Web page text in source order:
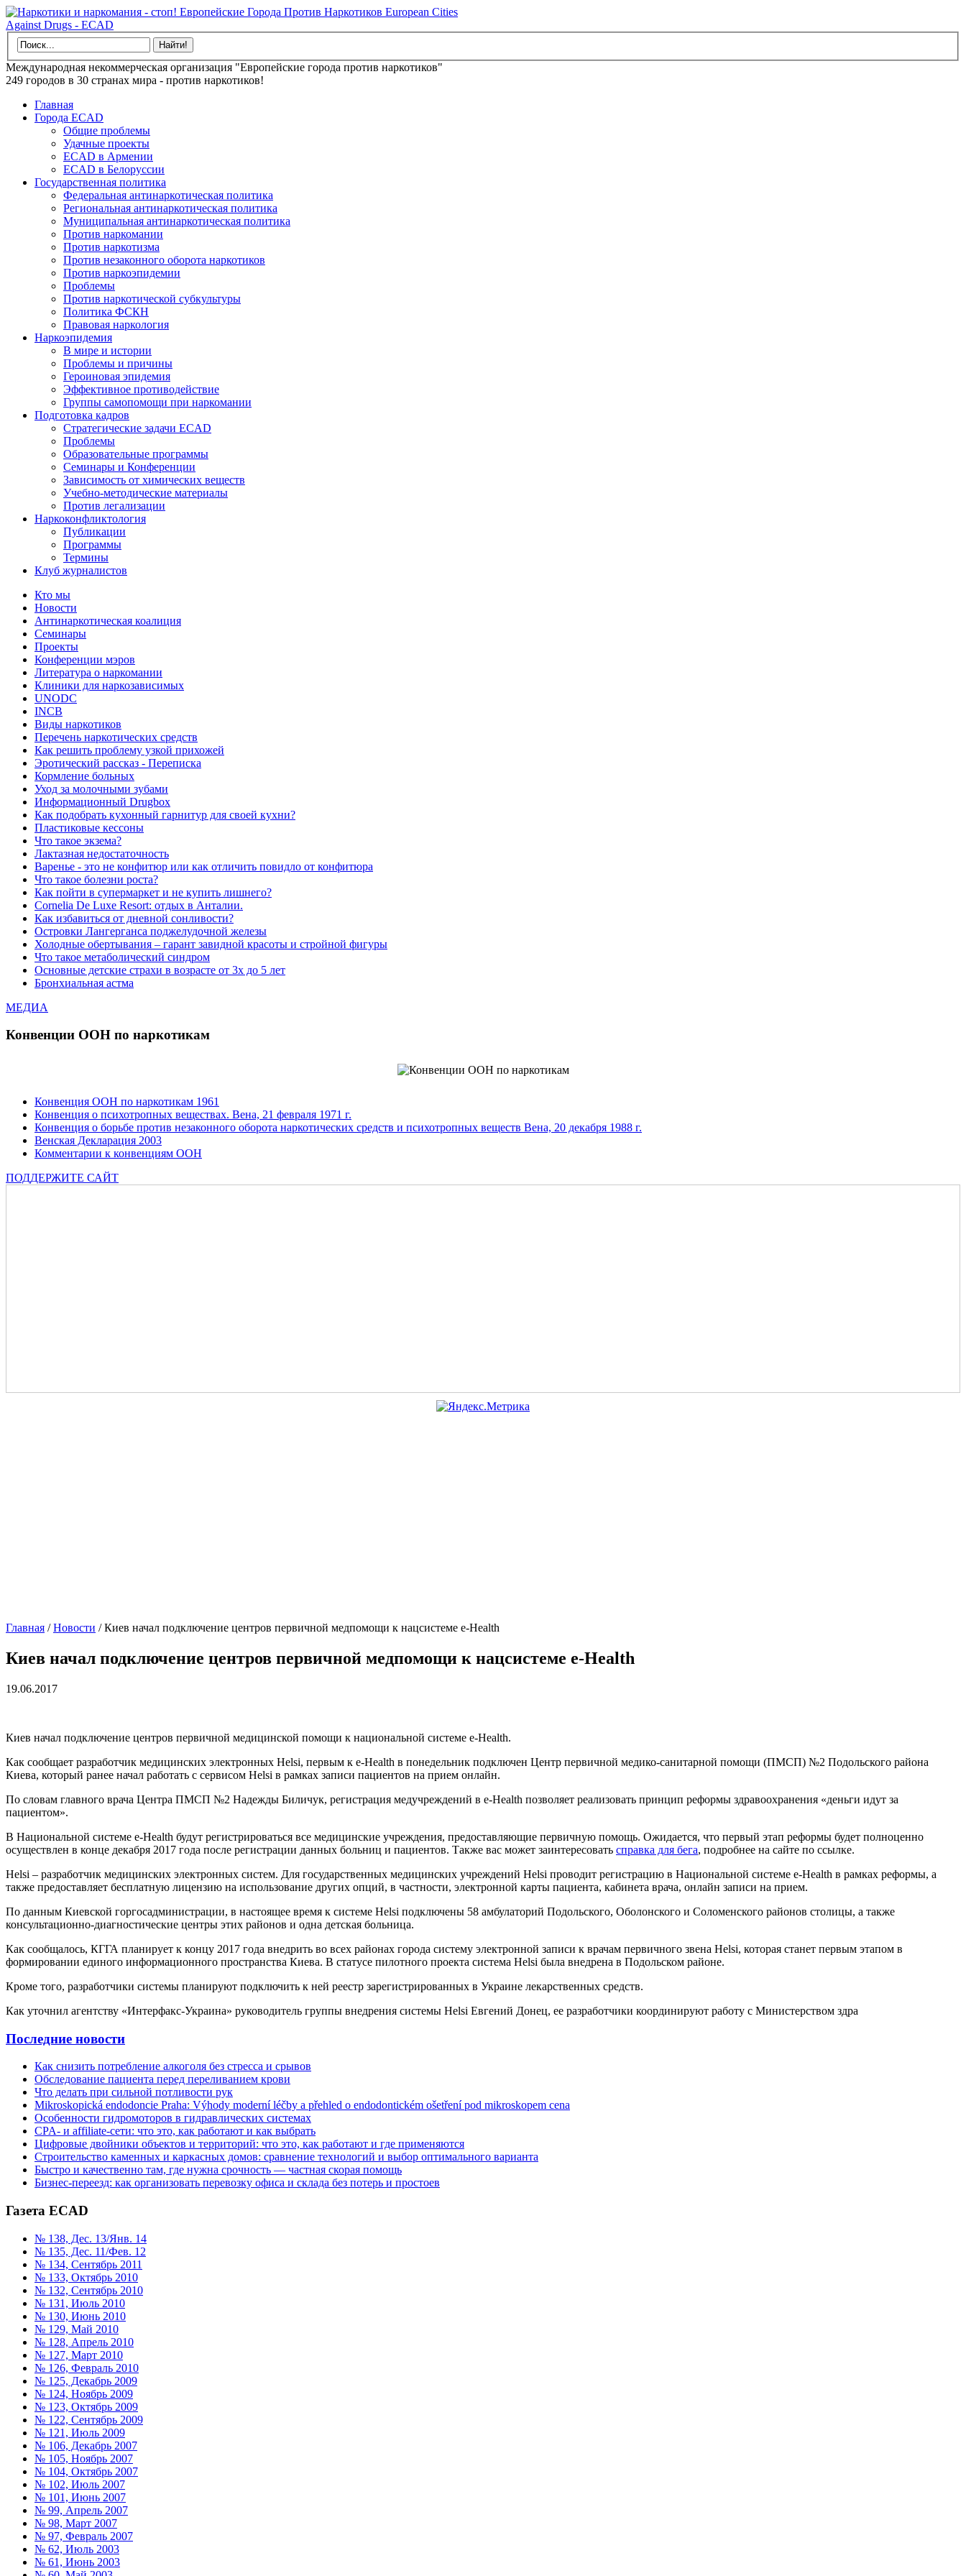
Международная некоммерческая организация "Европейские города против наркотиков"
249 городов в 30 странах мира - против наркотиков!
Главная
Города ECAD
Общие проблемы
Удачные проекты
ECAD в Армении
ECAD в Белоруссии
Государственная политика
Федеральная антинаркотическая политика
Региональная антинаркотическая политика
Муниципальная антинаркотическая политика
Против наркомании
Против наркотизма
Против незаконного оборота наркотиков
Против наркоэпидемии
Проблемы
Против наркотической субкультуры
Политика ФСКН
Правовая наркология
Наркоэпидемия
В мире и истории
Проблемы и причины
Героиновая эпидемия
Эффективное противодействие
Группы самопомощи при наркомании
Подготовка кадров
Стратегические задачи ECAD
Проблемы
Образовательные программы
Семинары и Конференции
Зависимость от химических веществ
Учебно-методические материалы
Против легализации
Наркоконфликтология
Публикации
Программы
Термины
Клуб журналистов
Кто мы
Новости
Антинаркотическая коалиция
Семинары
Проекты
Конференции мэров
Литература о наркомании
Клиники для наркозависимых
UNODC
INCB
Виды наркотиков
Перечень наркотических средств
Как решить проблему узкой прихожей
Эротический рассказ - Переписка
Кормление больных
Уход за молочными зубами
Информационный Drugbox
Как подобрать кухонный гарнитур для своей кухни?
Пластиковые кессоны
Что такое экзема?
Лактазная недостаточность
Варенье - это не конфитюр или как отличить повидло от конфитюра
Что такое болезни роста?
Как пойти в супермаркет и не купить лишнего?
Сornelia De Luxe Resort: отдых в Анталии.
Как избавиться от дневной сонливости?
Островки Лангерганса поджелудочной железы
Холодные обертывания – гарант завидной красоты и стройной фигуры
Что такое метаболический синдром
Основные детские страхи в возрасте от 3х до 5 лет
Бронхиальная астма
МЕДИА
Конвенции ООН по наркотикам
Конвенция ООН по наркотикам 1961
Конвенция о психотропных веществах. Вена, 21 февраля 1971 г.
Конвенция о борьбе против незаконного оборота наркотических средств и психотропных веществ Вена, 20 декабря 1988 г.
Венская Декларация 2003
Комментарии к конвенциям ООН
ПОДДЕРЖИТЕ САЙТ
Главная /Новости /Киев начал подключение центров первичной медпомощи к нацсистеме e-Health
Киев начал подключение центров первичной медпомощи к нацсистеме e-Health
19.06.2017
Киев начал подключение центров первичной медицинской помощи к национальной системе e-Health.
Как сообщает разработчик медицинских электронных Helsi, первым к e-Health в понедельник подключен Центр первичной медико-санитарной помощи (ПМСП) №2 Подольского района
Киева, который ранее начал работать с сервисом Helsi в рамках записи пациентов на прием онлайн.
По словам главного врача Центра ПМСП №2 Надежды Биличук, регистрация медучреждений в e-Health позволяет реализовать принцип реформы здравоохранения «деньги идут за
пациентом».
В Национальной системе e-Health будут регистрироваться все медицинские учреждения, предоставляющие первичную помощь. Ожидается, что первый этап реформы будет полноценно
осуществлен в конце декабря 2017 года после регистрации данных больниц и пациентов. Также вас может заинтересовать справка для бега, подробнее на сайте по ссылке.
Helsi – разработчик медицинских электронных систем. Для государственных медицинских учреждений Helsi проводит регистрацию в Национальной системе e-Health в рамках реформы, а
также предоставляет бесплатную лицензию на использование других опций, в частности, электронной карты пациента, кабинета врача, онлайн записи на прием.
По данным Киевской горгосадминистрации, в настоящее время к системе Helsi подключены 58 амбулаторий Подольского, Оболонского и Соломенского районов столицы, а также
консультационно-диагностические центры этих районов и одна детская больница.
Как сообщалось, КГГА планирует к концу 2017 года внедрить во всех районах города систему электронной записи к врачам первичного звена Helsi, которая станет первым этапом в
формировании единого информационного пространства Киева. В статусе пилотного проекта система Helsi была внедрена в Подольском районе.
Кроме того, разработчики системы планируют подключить к ней реестр зарегистрированных в Украине лекарственных средств.
Как уточнил агентству «Интерфакс-Украина» руководитель группы внедрения системы Helsi Евгений Донец, ее разработчики координируют работу с Министерством здра
Последние новости
Как снизить потребление алкоголя без стресса и срывов
Обследование пациента перед переливанием крови
Что делать при сильной потливости рук
Mikroskopická endodoncie Praha: Výhody moderní léčby a přehled o endodontickém ošetření pod mikroskopem cena
Особенности гидромоторов в гидравлических системах
CPA- и affiliate-сети: что это, как работают и как выбрать
Цифровые двойники объектов и территорий: что это, как работают и где применяются
Строительство каменных и каркасных домов: сравнение технологий и выбор оптимального варианта
Быстро и качественно там, где нужна срочность — частная скорая помощь
Бизнес-переезд: как организовать перевозку офиса и склада без потерь и простоев
Газета ECAD
№ 138, Дес. 13/Янв. 14
№ 135, Дес. 11/Фев. 12
№ 134, Сентябрь 2011
№ 133, Октябрь 2010
№ 132, Сентябрь 2010
№ 131, Июль 2010
№ 130, Июнь 2010
№ 129, Май 2010
№ 128, Апрель 2010
№ 127, Март 2010
№ 126, Февраль 2010
№ 125, Декабрь 2009
№ 124, Ноябрь 2009
№ 123, Октябрь 2009
№ 122, Сентябрь 2009
№ 121, Июль 2009
№ 106, Декабрь 2007
№ 105, Ноябрь 2007
№ 104, Октябрь 2007
№ 102, Июль 2007
№ 101, Июнь 2007
№ 99, Апрель 2007
№ 98, Март 2007
№ 97, Февраль 2007
№ 62, Июль 2003
№ 61, Июнь 2003